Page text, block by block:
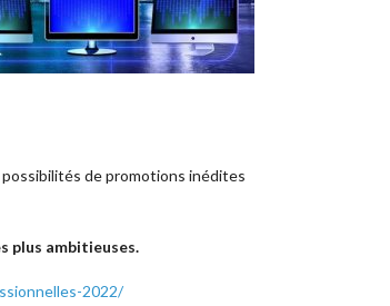
de promotions inédites
plus ambitieuses.
2022/